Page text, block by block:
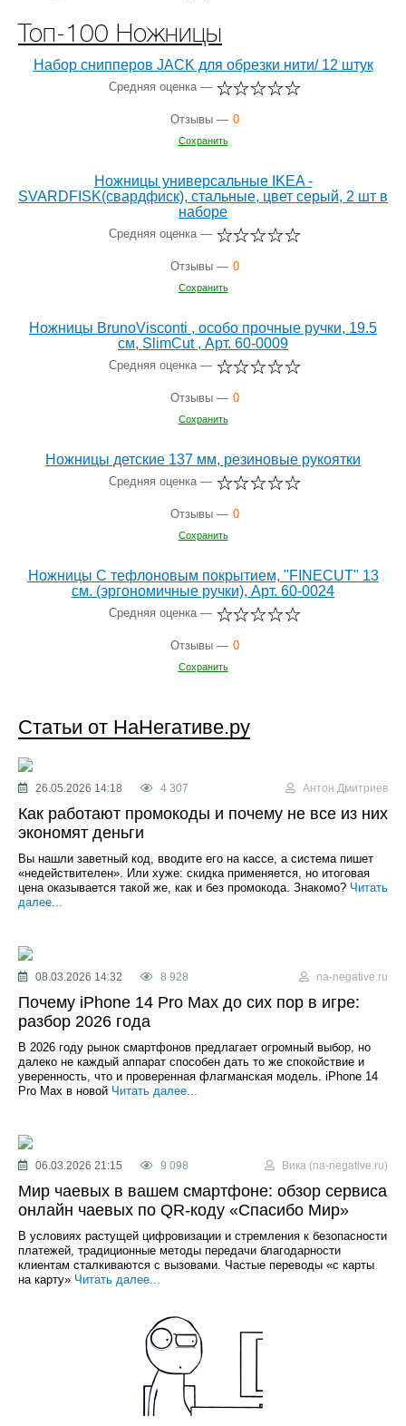
Топ-100 Ножницы
Набор снипперов JACK для обрезки нити/ 12 штук
Средняя оценка —
Отзывы — 0
Сохранить
Ножницы универсальные IKEA -
SVARDFISK(свардфиск), стальные, цвет серый, 2 шт в
наборе
Средняя оценка —
Отзывы — 0
Сохранить
Ножницы BrunoVisconti , особо прочные ручки, 19.5
см, SlimCut , Арт. 60-0009
Средняя оценка —
Отзывы — 0
Сохранить
Ножницы детские 137 мм, резиновые рукоятки
Средняя оценка —
Отзывы — 0
Сохранить
Ножницы С тефлоновым покрытием, "FINECUT" 13
см. (эргономичные ручки), Арт. 60-0024
Средняя оценка —
Отзывы — 0
Сохранить
Статьи от НаНегативе.ру
26.05.2026 14:18 4 307 Антон Дмитриев
Как работают промокоды и почему не все из них
экономят деньги
Вы нашли заветный код, вводите его на кассе, а система пишет
«недействителен». Или хуже: скидка применяется, но итоговая
цена оказывается такой же, как и без промокода. Знакомо? Читать
далее...
08.03.2026 14:32 8 928 na-negative.ru
Почему iPhone 14 Pro Max до сих пор в игре:
разбор 2026 года
В 2026 году рынок смартфонов предлагает огромный выбор, но
далеко не каждый аппарат способен дать то же спокойствие и
уверенность, что и проверенная флагманская модель. iPhone 14
Pro Max в новой Читать далее...
06.03.2026 21:15 9 098 Вика (na-negative.ru)
Мир чаевых в вашем смартфоне: обзор сервиса
онлайн чаевых по QR-коду «Спасибо Мир»
В условиях растущей цифровизации и стремления к безопасности
платежей, традиционные методы передачи благодарности
клиентам сталкиваются с вызовами. Частые переводы «с карты
на карту» Читать далее...